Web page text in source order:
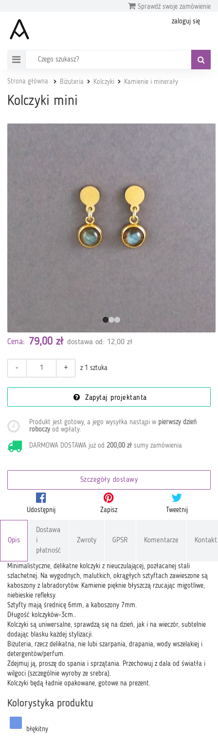
Sprawdź swoje zamówienie
zaloguj się
Strona główna Biżuteria Kolczyki Kamienie i minerały
Kolczyki mini
Cena: 79,00 zł dostawa od: 12,00 zł
- + z 1 sztuka
Zapytaj projektanta
Produkt jest gotowy, a jego wysyłka nastąpi w pierwszy dzień
roboczy od wpłaty.
DARMOWA DOSTAWA już od200,00 zł sumy zamówienia
Szczegóły dostawy
Udostępnij Zapisz Tweetnij
Opis
Dostawa
i
płatność
Zwroty GPSR Komentarze Kontakt
Minimalistyczne, delikatne kolczyki z nieuczulającej, pozłacanej stali
szlachetnej. Na wygodnych, malutkich, okrągłych sztyftach zawieszone są
kaboszony z labradorytów. Kamienie pięknie błyszczą rzucając migotliwe,
niebieskie refleksy.
Sztyfty mają średnicę 6mm, a kaboszony 7mm.
Długość kolczyków-3cm..
Kolczyki są uniwersalne, sprawdzą się na dzień, jak i na wieczór, subtelnie
dodając blasku każdej stylizacji.
Biżuteria, rzecz delikatna, nie lubi szarpania, drapania, wody wszelakiej i
detergentów/perfum.
Zdejmuj ją, proszę do spania i sprzątania. Przechowuj z dala od światła i
wilgoci (szczególnie wyroby ze srebra).
Kolczyki będą ładnie opakowane, gotowe na prezent.
Kolorystyka produktu
błękitny